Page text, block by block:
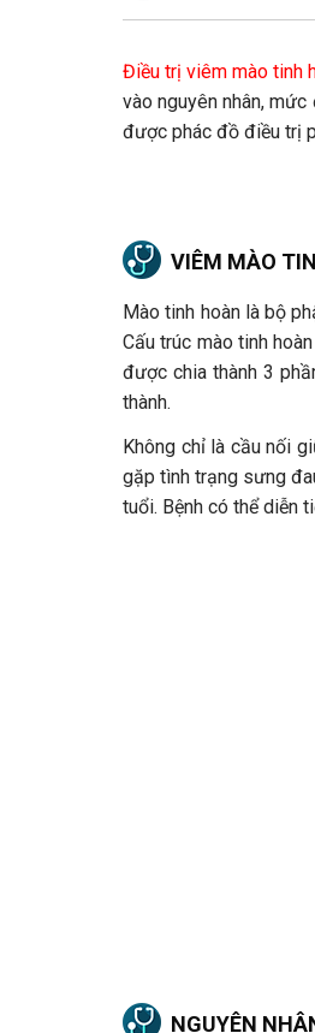
Điều trị viêm mào tinh
vào nguyên nhân,
được phác đồ điều trị
VIÊM MÀO
Mào tinh hoàn là bộ
Cấu trúc mào tinh
được chia thành 3
thành.
Không chỉ là cầu nối
gặp tình trạng sưng
tuổi. Bệnh có thể diễn
NGUYÊN